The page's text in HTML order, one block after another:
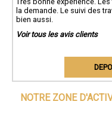
la demande. Le suivi des
bien aussi.
Voir tous les avis clients
NOTRE ZONE